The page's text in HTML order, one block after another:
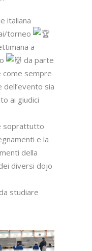
italiana
torneo
a
da parte
come sempre
sia
ai giudici
soprattutto
e la
della
diversi dojo
studiare